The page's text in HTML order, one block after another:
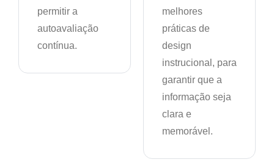
permitir a
autoavaliação
contínua.
melhores
práticas de
design
instrucional, para
garantir que a
informação seja
clara e
memorável.